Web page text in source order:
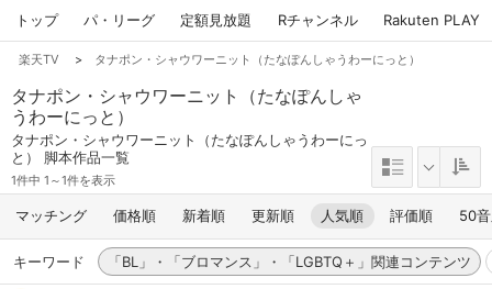
トップ パ・リーグ 定額見放題 Rチャンネル Rakuten PLAY
楽天TV > タナポン・シャウワーニット（たなぽんしゃうわーにっと）
タナポン・シャウワーニット（たなぽんしゃ
うわーにっと）
タナポン・シャウワーニット（たなぽんしゃうわーにっ
と） 脚本作品一覧
1件中 1～1件を表示
マッチング 価格順 新着順 更新順 人気順 評価順 50
キーワード 「BL」・「ブロマンス」・「LGBTQ＋」関連コンテンツ